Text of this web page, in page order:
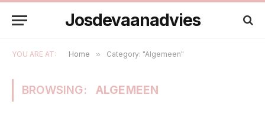
Josdevaanadvies
YOU ARE AT: Home » Category: "Algemeen"
BROWSING: ALGEMEEN